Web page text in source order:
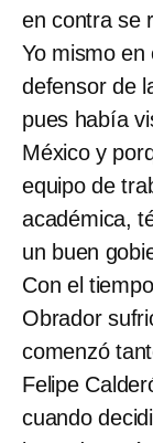
en contra se
Yo mismo
defensor de
pues había
México y
equipo de
académica,
un buen
Con el
Obrador
comenzó
Felipe
cuando